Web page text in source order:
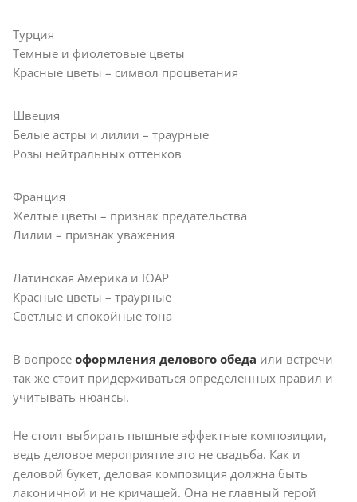
Турция
Темные и фиолетовые цветы
Красные цветы – символ процветания
Швеция
Белые астры и лилии – траурные
Розы нейтральных оттенков
Франция
Желтые цветы – признак предательства
Лилии – признак уважения
Латинская Америка и ЮАР
Красные цветы – траурные
Светлые и спокойные тона
В вопросе оформления делового обеда или встречи
так же стоит придерживаться определенных правил и
учитывать нюансы.
Не стоит выбирать пышные эффектные композиции,
ведь деловое мероприятие это не свадьба. Как и
деловой букет, деловая композиция должна быть
лаконичной и не кричащей. Она не главный герой